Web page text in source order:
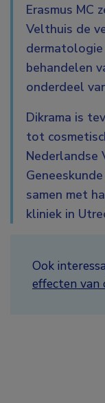
Erasmus MC
Velthuis de
dermatologie
behandelen
onderdeel
Dikrama is
tot
Nederlandse
samen met
kliniek in
Ook
effecten van